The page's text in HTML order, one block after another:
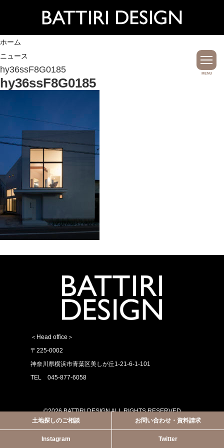
MENU
ホーム
ニュース
hy36ssF8G0185
hy36ssF8G0185
＜Head office＞
〒225-0002
神奈川県横浜市青葉区美しが丘1-21-6-1-101
TEL 045-877-6058
©2026 BATTIRI DESIGN ALL RIGHTS RESERVED
土地探しのご相談
お問い合わせ・資料請求
Instagram Twitter